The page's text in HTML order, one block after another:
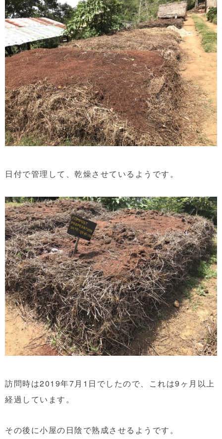
日付で管理して、乾燥させているようです。
訪問時は2019年7月1日でしたので、これは9ヶ月以上
経過しています。
その後に小屋の日陰で熟成させるようです。